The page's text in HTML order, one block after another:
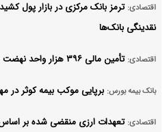
اقتصادی:
نقدینگی بانک‌ها
اقتصادی: تأمین مالی ۳۹۶ هزار واحد نهضت ملی توسط بانک مسکن
بانک بیمه بورس: برپایی موکب بیمه کوثر در
اقتصادی: تعهدات ارزی منقضی شده بر